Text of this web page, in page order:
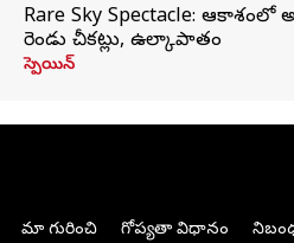
Rare Sky Spectacle: ఆకాశంలో
రెండు చీకట్లు, ఉల్కాపాతం
స్పెయిన్
మా గురించి గోప్యతా విధానం